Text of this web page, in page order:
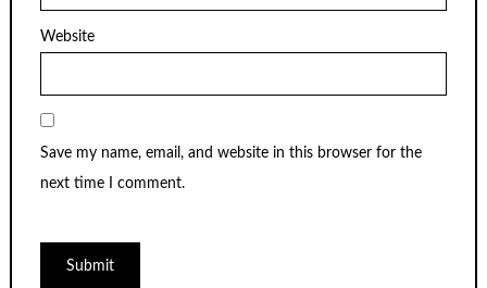
Website
Save my name, email, and website in this browser for the
next time I comment.